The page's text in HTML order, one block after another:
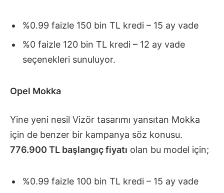
%0.99 faizle 150 bin TL kredi – 15 ay vade
%0 faizle 120 bin TL kredi – 12 ay vade
seçenekleri sunuluyor.
Opel Mokka
Yine yeni nesil Vizör tasarımı yansıtan Mokka
için de benzer bir kampanya söz konusu.
776.900 TL başlangıç fiyatı olan bu model için;
%0.99 faizle 100 bin TL kredi – 15 ay vade